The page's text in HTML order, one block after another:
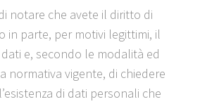
notare che avete il diritto di
in parte, per motivi legittimi, il
e, secondo le modalità ed
normativa vigente, di chiedere
di dati personali che